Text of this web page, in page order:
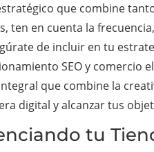
que combine
ten en cuenta la
de incluir en tu
SEO y comercio
que combine la
digital y alcanzar tus
tu